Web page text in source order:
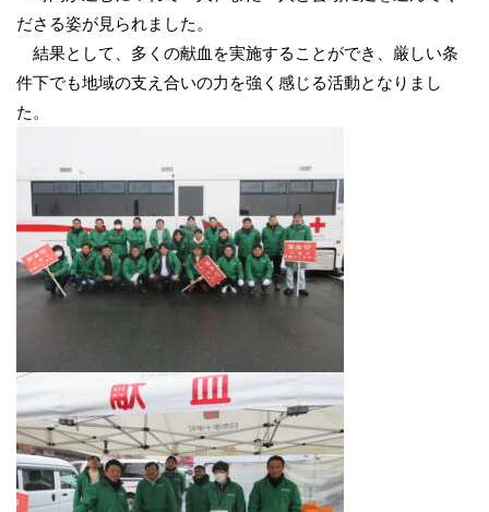
ださる姿が見られました。
結果として、多くの献血を実施することができ、厳しい条
件下でも地域の支え合いの力を強く感じる活動となりまし
た。